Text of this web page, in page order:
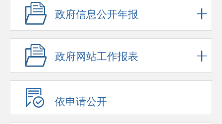
政府信息公开年报
政府网站工作报表
依申请公开